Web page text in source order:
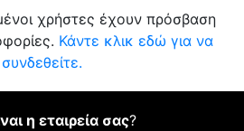
χρήστες έχουν πρόσβαση
Κάντε κλικ εδώ για να
συνδεθείτε.
η εταιρεία σας?